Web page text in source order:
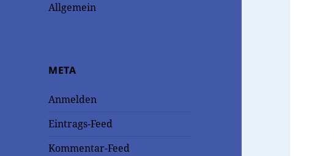
Allgemein
META
Anmelden
Eintrags-Feed
Kommentar-Feed